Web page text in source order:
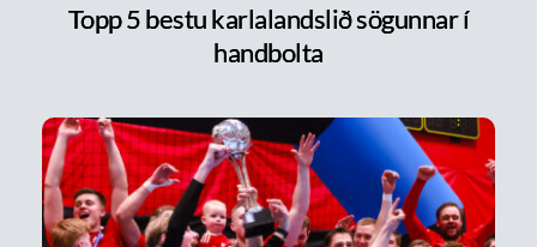
Topp 5 bestu karlalandslið sögunnar í
handbolta